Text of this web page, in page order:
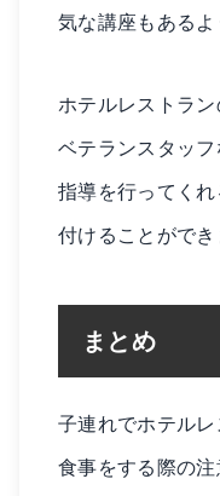
気な講座もあるよ
ホテルレストラン
ベテランスタッ
指導を行ってく
付けることができ
まとめ
子連れでホテル
食事をする際の